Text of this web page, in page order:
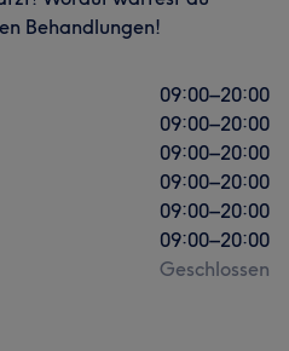
Behandlungen!
09:00–20:00
09:00–20:00
09:00–20:00
09:00–20:00
09:00–20:00
09:00–20:00
Geschlossen